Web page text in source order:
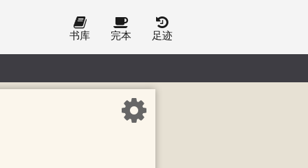
书库 完本 足迹